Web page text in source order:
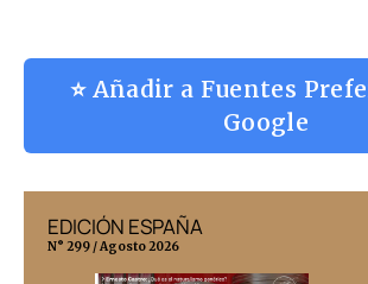
⭐ Añadir a Fuentes
Google
EDICIÓN ESPAÑA
N° 299 / Agosto 2026